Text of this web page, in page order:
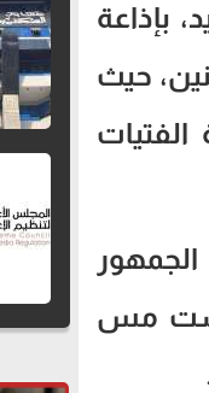
بإذاعة
حيث
مس